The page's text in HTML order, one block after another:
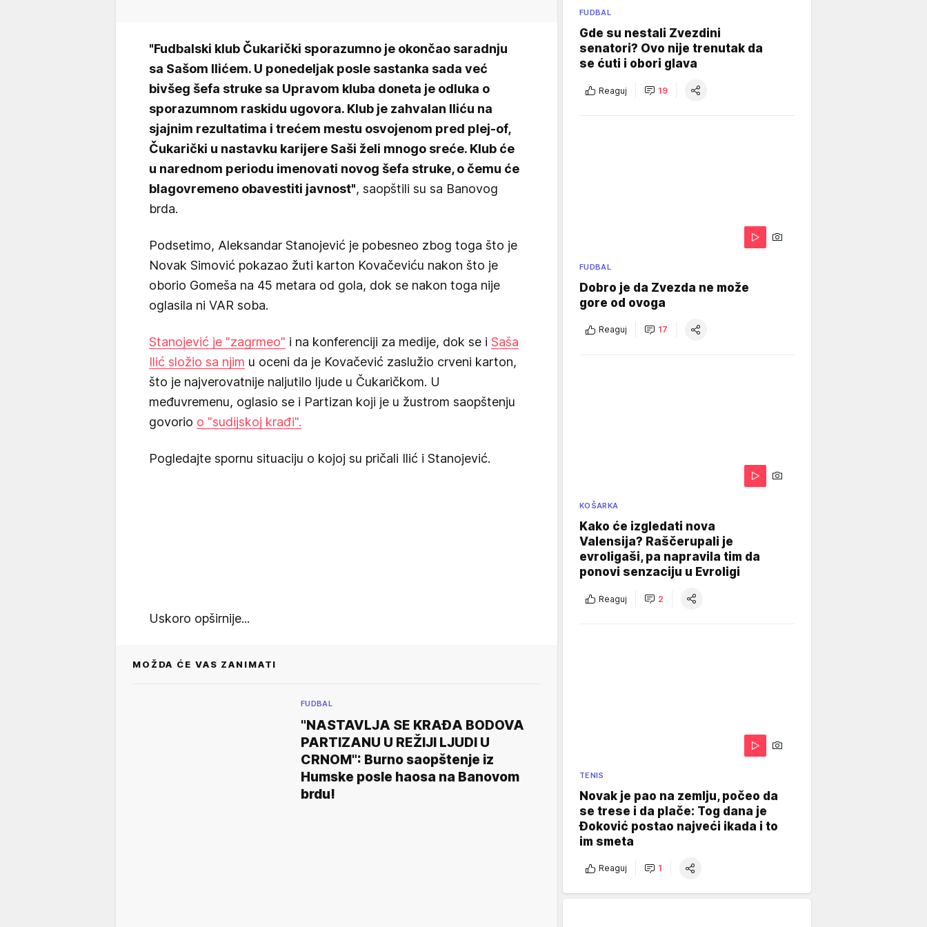
"Fudbalski klub Čukarički sporazumno je okončao saradnju
sa Sašom Ilićem. U ponedeljak posle sastanka sada već
bivšeg šefa struke sa Upravom kluba doneta je odluka o
sporazumnom raskidu ugovora. Klub je zahvalan Iliću na
sjajnim rezultatima i trećem mestu osvojenom pred plej-of,
Čukarički u nastavku karijere Saši želi mnogo sreće. Klub će
u narednom periodu imenovati novog šefa struke, o čemu će
blagovremeno obavestiti javnost", saopštili su sa Banovog
brda.
Podsetimo, Aleksandar Stanojević je pobesneo zbog toga što je
Novak Simović pokazao žuti karton Kovačeviću nakon što je
oborio Gomeša na 45 metara od gola, dok se nakon toga nije
oglasila ni VAR soba.
Stanojević je "zagrmeo" i na konferenciji za medije, dok se i Saša
Ilić složio sa njim u oceni da je Kovačević zaslužio crveni karton,
što je najverovatnije naljutilo ljude u Čukaričkom. U
međuvremenu, oglasio se i Partizan koji je u žustrom saopštenju
govorio o "sudijskoj krađi".
Pogledajte spornu situaciju o kojoj su pričali Ilić i Stanojević.
Uskoro opširnije...
MOŽDA ĆE VAS ZANIMATI
FUDBAL
"NASTAVLJA SE KRAĐA BODOVA
PARTIZANU U REŽIJI LJUDI U
CRNOM": Burno saopštenje iz
Humske posle haosa na Banovom
brdu!
FUDBAL
Gde su nestali Zvezdini
senatori? Ovo nije trenutak da
se ćuti i obori glava
Reaguj 19
FUDBAL
Dobro je da Zvezda ne može
gore od ovoga
Reaguj 17
KOŠARKA
Kako će izgledati nova
Valensija? Raščerupali je
evroligaši, pa napravila tim da
ponovi senzaciju u Evroligi
Reaguj 2
TENIS
Novak je pao na zemlju, počeo da
se trese i da plače: Tog dana je
Đoković postao najveći ikada i to
im smeta
Reaguj 1